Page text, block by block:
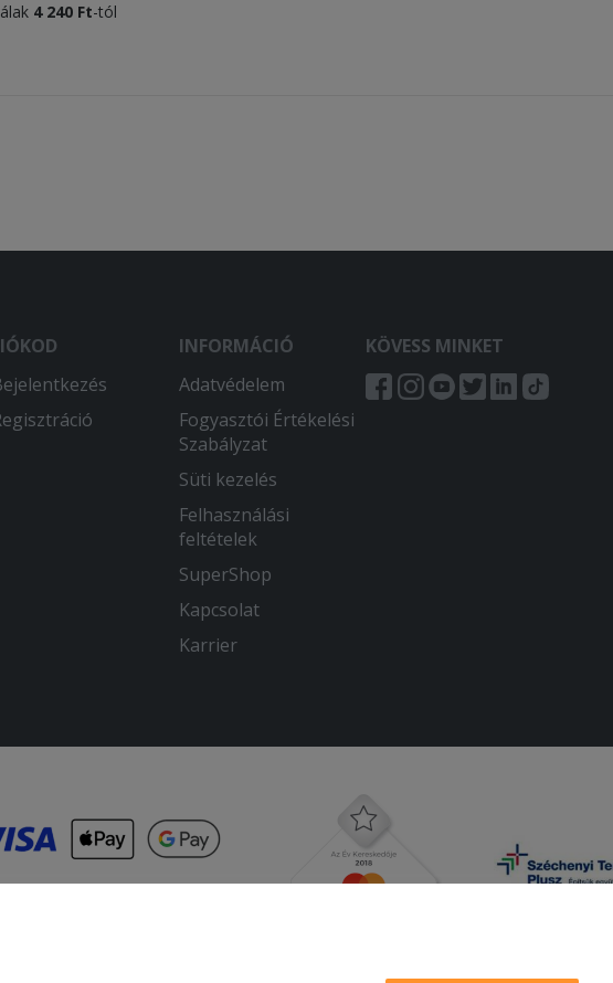
4 240 Ft-tól
INFORMÁCIÓ
Adatvédelem
Fogyasztói Értékelési
Szabályzat
Süti kezelés
Felhasználási
feltételek
SuperShop
Kapcsolat
Karrier
KÖVESS MINKET